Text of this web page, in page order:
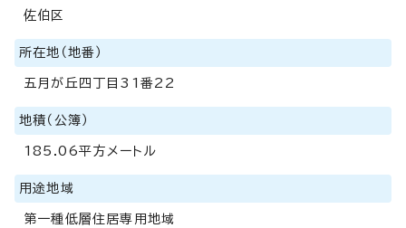
佐伯区
所在地（地番）
五月が丘四丁目31番22
地積（公簿）
185.06平方メートル
用途地域
第一種低層住居専用地域